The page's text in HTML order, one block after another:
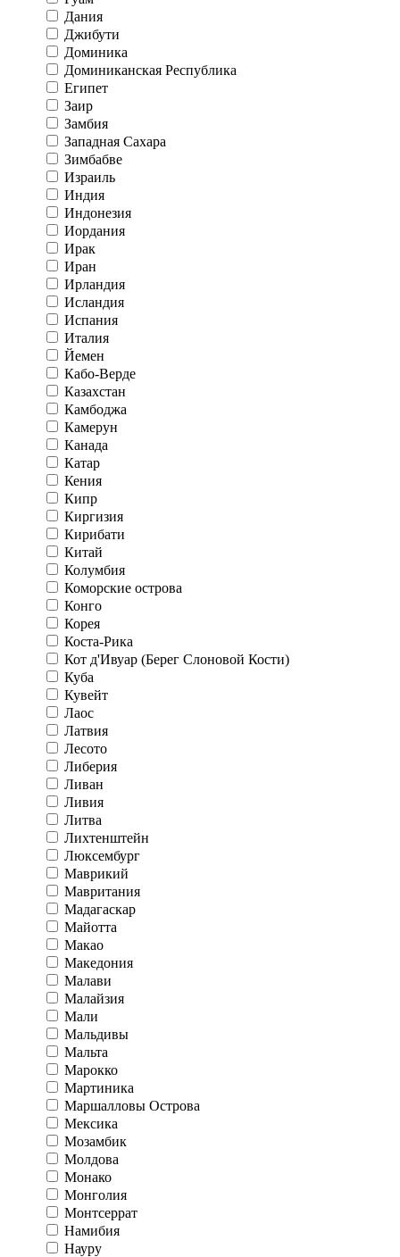
Дания
Джибути
Доминика
Доминиканская Республика
Египет
Заир
Замбия
Западная Сахара
Зимбабве
Израиль
Индия
Индонезия
Иордания
Ирак
Иран
Ирландия
Исландия
Испания
Италия
Йемен
Кабо-Верде
Казахстан
Камбоджа
Камерун
Канада
Катар
Кения
Кипр
Киргизия
Кирибати
Китай
Колумбия
Коморские острова
Конго
Корея
Коста-Рика
Кот д'Ивуар (Берег Слоновой Кости)
Куба
Кувейт
Лаос
Латвия
Лесото
Либерия
Ливан
Ливия
Литва
Лихтенштейн
Люксембург
Маврикий
Мавритания
Мадагаскар
Майотта
Макао
Македония
Малави
Малайзия
Мали
Мальдивы
Мальта
Марокко
Мартиника
Маршалловы Острова
Мексика
Мозамбик
Молдова
Монако
Монголия
Монтсеррат
Намибия
Науру